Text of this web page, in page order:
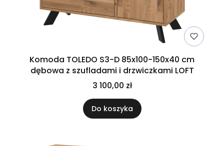
Komoda TOLEDO S3-D 85x100-150x40 cm
dębowa z szufladami i drzwiczkami LOFT
3 100,00 zł
Do koszyka